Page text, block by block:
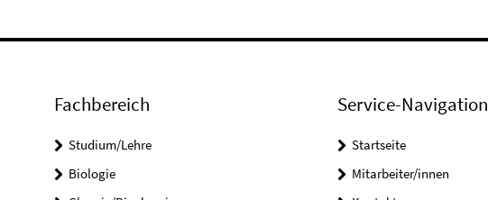
Fachbereich
Studium/Lehre
Biologie
Service-Navigation
Startseite
Mitarbeiter/innen